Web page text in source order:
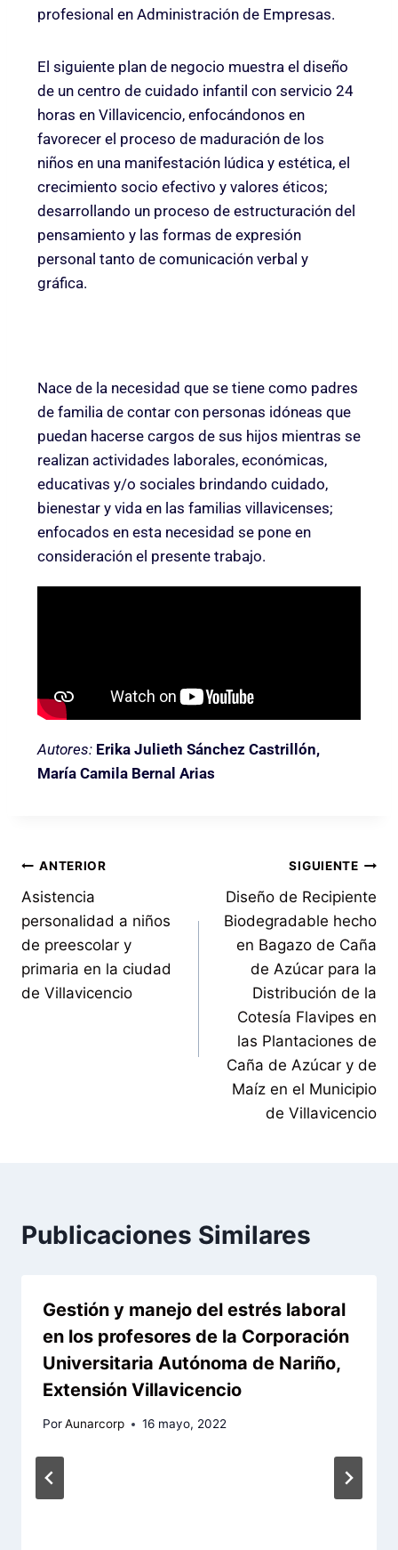
profesional en Administración de Empresas.
El siguiente plan de negocio muestra el diseño
de un centro de cuidado infantil con servicio 24
horas en Villavicencio, enfocándonos en
favorecer el proceso de maduración de los
niños en una manifestación lúdica y estética, el
crecimiento socio efectivo y valores éticos;
desarrollando un proceso de estructuración del
pensamiento y las formas de expresión
personal tanto de comunicación verbal y
gráfica.
Nace de la necesidad que se tiene como padres
de familia de contar con personas idóneas que
puedan hacerse cargos de sus hijos mientras se
realizan actividades laborales, económicas,
educativas y/o sociales brindando cuidado,
bienestar y vida en las familias villavicenses;
enfocados en esta necesidad se pone en
consideración el presente trabajo.
Autores: Erika Julieth Sánchez Castrillón,
María Camila Bernal Arias
ANTERIOR
Asistencia
personalidad a niños
de preescolar y
primaria en la ciudad
de Villavicencio
SIGUIENTE
Diseño de Recipiente
Biodegradable hecho
en Bagazo de Caña
de Azúcar para la
Distribución de la
Cotesía Flavipes en
las Plantaciones de
Caña de Azúcar y de
Maíz en el Municipio
de Villavicencio
Publicaciones Similares
Gestión y manejo del estrés laboral
en los profesores de la Corporación
Universitaria Autónoma de Nariño,
Extensión Villavicencio
PorAunarcorp 16 mayo, 2022